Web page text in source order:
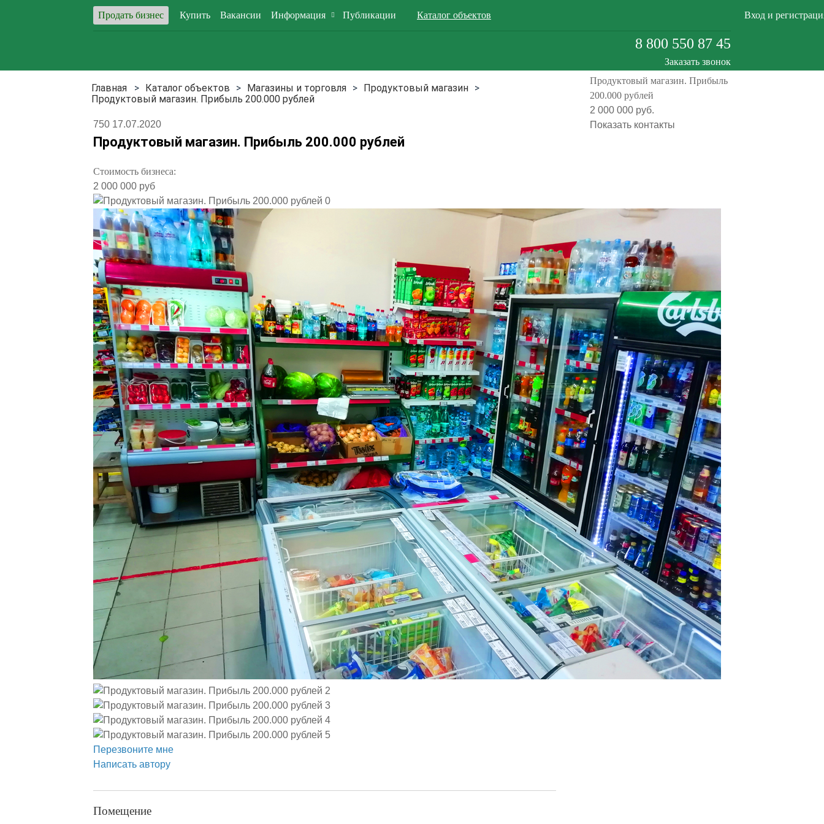
Продать бизнес Купить Вакансии Информация Публикации Каталог объектов Вход и
8 800 550 87 45
Заказать звонок
Каталог объектов Магазины и торговля
Продуктовый магазин
Продуктовый магазин. Прибыль 200.000 рублей
750 17.07.2020
Продуктовый магазин. Прибыль 200.000 рублей
Стоимость бизнеса:
2 000 000 руб
Перезвоните мне
Написать автору
Помещение
Продуктовый магазин. Прибыль
200.000 рублей
2 000 000 руб.
Показать контакты